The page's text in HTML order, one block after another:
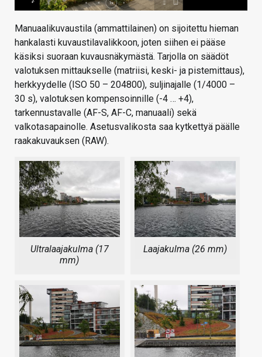
Manuaalikuvaustila (ammattilainen) on sijoitettu hieman
hankalasti kuvaustilavalikkoon, joten siihen ei pääse
käsiksi suoraan kuvausnäkymästä. Tarjolla on säädöt
valotuksen mittaukselle (matriisi, keski- ja pistemittaus),
herkkyydelle (ISO 50 – 204800), suljinajalle (1/4000 –
30 s), valotuksen kompensoinnille (-4 … +4),
tarkennustavalle (AF-S, AF-C, manuaali) sekä
valkotasapainolle. Asetusvalikosta saa kytkettyä päälle
raakakuvauksen (RAW).
Ultralaajakulma (17
mm)
Laajakulma (26 mm)